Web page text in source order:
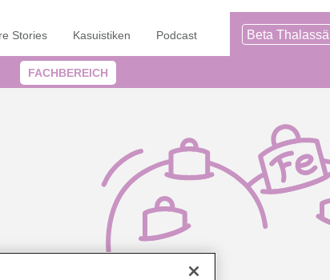
Stories Kasuistiken Podcast Beta
FACHBEREICH